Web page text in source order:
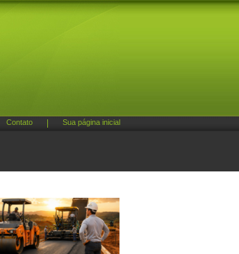
Contato Sua página inicial